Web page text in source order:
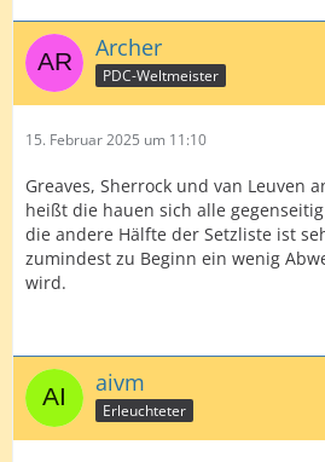
Archer
PDC-Weltmeister
15. Februar 2025 um 11:10
Greaves, Sherrock und van Leuven
heißt die hauen sich alle
die andere Hälfte der Setzliste ist
zumindest zu Beginn ein wenig
wird.
aivm
Erleuchteter